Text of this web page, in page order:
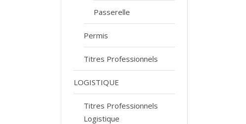
Passerelle
Permis
Titres Professionnels
LOGISTIQUE
Titres Professionnels
Logistique